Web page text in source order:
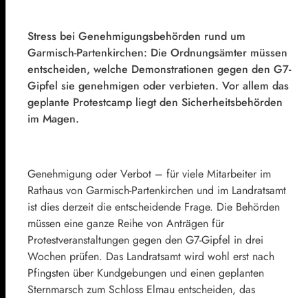
Stress bei Genehmigungsbehörden rund um
Garmisch-Partenkirchen: Die Ordnungsämter müssen
entscheiden, welche Demonstrationen gegen den G7-
Gipfel sie genehmigen oder verbieten. Vor allem das
geplante Protestcamp liegt den Sicherheitsbehörden
im Magen.
Genehmigung oder Verbot – für viele Mitarbeiter im
Rathaus von Garmisch-Partenkirchen und im Landratsamt
ist dies derzeit die entscheidende Frage. Die Behörden
müssen eine ganze Reihe von Anträgen für
Protestveranstaltungen gegen den G7-Gipfel in drei
Wochen prüfen. Das Landratsamt wird wohl erst nach
Pfingsten über Kundgebungen und einen geplanten
Sternmarsch zum Schloss Elmau entscheiden, das